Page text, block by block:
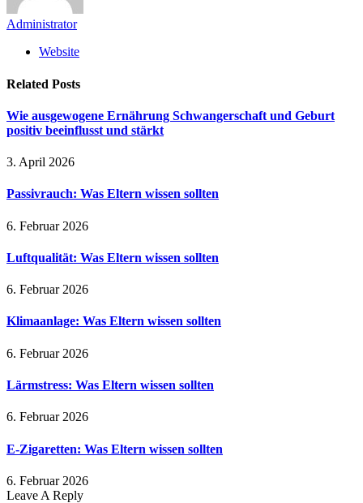
Administrator
Website
Related Posts
Wie ausgewogene Ernährung Schwangerschaft und Geburt
positiv beeinflusst und stärkt
3. April 2026
Passivrauch: Was Eltern wissen sollten
6. Februar 2026
Luftqualität: Was Eltern wissen sollten
6. Februar 2026
Klimaanlage: Was Eltern wissen sollten
6. Februar 2026
Lärmstress: Was Eltern wissen sollten
6. Februar 2026
E-Zigaretten: Was Eltern wissen sollten
6. Februar 2026
Leave A Reply